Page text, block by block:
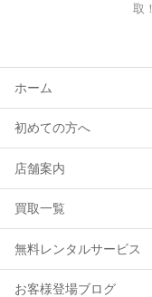
取！
ホーム
初めての方へ
店舗案内
買取一覧
無料レンタルサービス
お客様登場ブログ